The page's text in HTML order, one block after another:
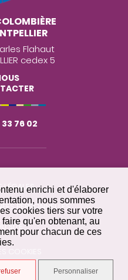
enrichi et d'élaborer
nous sommes
cookies tiers sur votre
qu'en obtenant, au
pour chacun de ces
Personnaliser
Flahaut
cedex 5
76 02
LÉGALES
PERSONNELLES
SITE